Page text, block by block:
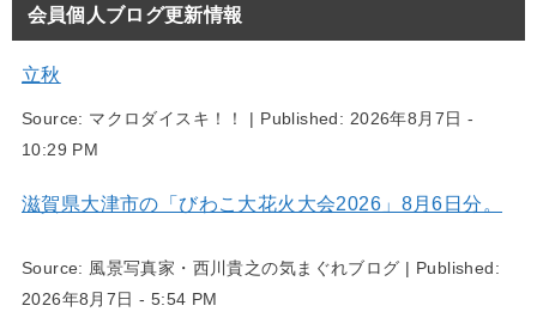
会員個人ブログ更新情報
立秋
Source: マクロダイスキ！！ | Published: 2026年8月7日 -
10:29 PM
滋賀県大津市の「びわこ大花火大会2026」8月6日分。
Source: 風景写真家・西川貴之の気まぐれブログ | Published:
2026年8月7日 - 5:54 PM